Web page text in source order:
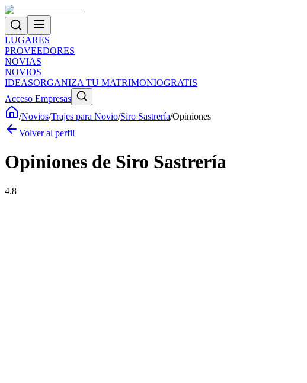
LUGARES
PROVEEDORES
NOVIAS
NOVIOS
IDEASORGANIZA TU MATRIMONIOGRATIS
Acceso Empresas
/Novios/Trajes para Novio/Siro Sastrería/Opiniones
Volver al perfil
Opiniones de Siro Sastrería
4.8